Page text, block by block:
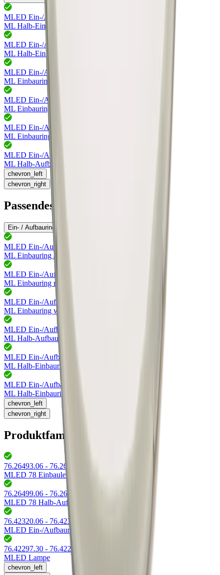
MLED Ein-/Aufbauringe
ML Halb-Einbauring m'nickel
MLED Ein-/Aufbauringe
ML Halb-Einbauring alufarbig
MLED Ein-/Aufbauringe
ML Einbauring m'nickel
MLED Ein-/Aufbauringe
ML Einbauring weiss
MLED Ein-/Aufbauringe
ML Einbauring alufarbig
MLED Ein-/Aufbauringe
ML Halb-Aufbauring m'nickel
chevron_left
chevron_right
Passendes Zubehör
Ein- / Aufbauringe
MLED Ein-/Aufbauringe
ML Einbauring alufarbig
MLED Ein-/Aufbauringe
ML Einbauring m'nickel
MLED Ein-/Aufbauringe
ML Einbauring weiss
MLED Ein-/Aufbauringe
ML Halb-Aufbauring m'nickel
MLED Ein-/Aufbauringe
ML Halb-Einbauring alufarbig
MLED Ein-/Aufbauringe
ML Halb-Einbauring m'nickel
chevron_left
chevron_right
Produktfamilie MLED
76.26493.06 - 76.26497.39
MLED 78 Einbauleuchten
76.26499.06 - 76.26500.06
MLED 78 Halb-Aufbauleuchte
76.42320.06 - 76.42322.06
MLED Ein-/Aufbauringe
76.42297.30 - 76.42297.40
MLED Lampe
chevron_left